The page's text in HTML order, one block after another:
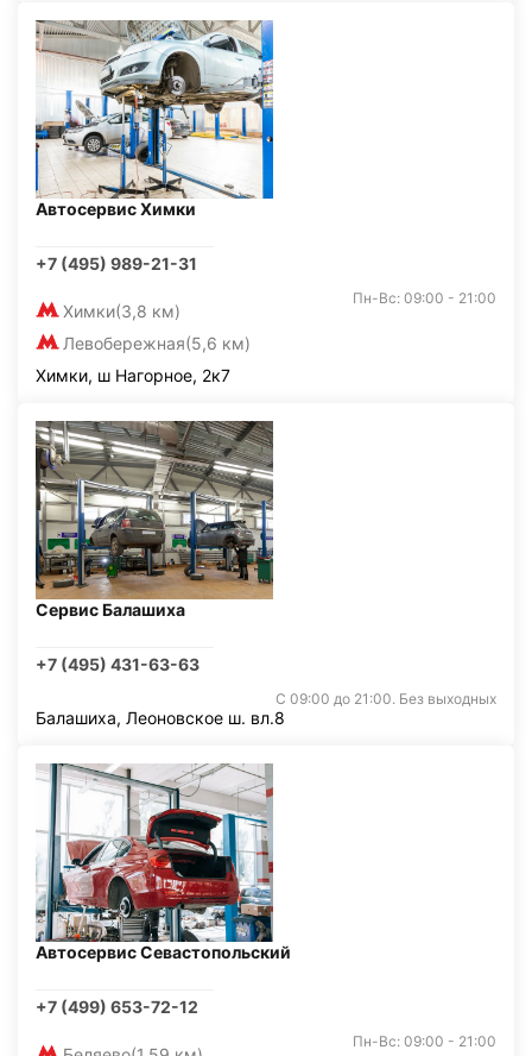
Автосервис Химки
+7 (495) 989-21-31
Химки(3,8 км)
Левобережная(5,6 км)
Пн-Вс: 09:00 - 21:00
Химки, ш Нагорное, 2к7
Сервис Балашиха
+7 (495) 431-63-63
С 09:00 до 21:00. Без выходных
Балашиха, Леоновское ш. вл.8
Автосервис Севастопольский
+7 (499) 653-72-12
Пн-Вс: 09:00 - 21:00